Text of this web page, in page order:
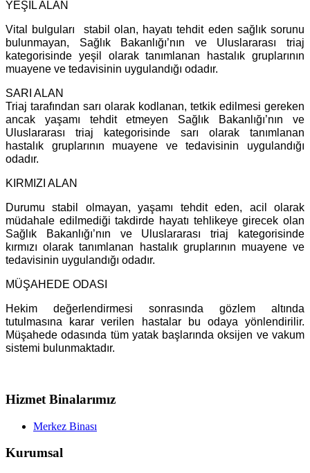
YEŞİL ALAN
Vital bulguları stabil olan, hayatı tehdit eden sağlık sorunu
bulunmayan, Sağlık Bakanlığı’nın ve Uluslararası triaj
kategorisinde yeşil olarak tanımlanan hastalık gruplarının
muayene ve tedavisinin uygulandığı odadır.
SARI ALAN
Triaj tarafından sarı olarak kodlanan, tetkik edilmesi gereken
ancak yaşamı tehdit etmeyen Sağlık Bakanlığı’nın ve
Uluslararası triaj kategorisinde sarı olarak tanımlanan
hastalık gruplarının muayene ve tedavisinin uygulandığı
odadır.
KIRMIZI ALAN
Durumu stabil olmayan, yaşamı tehdit eden, acil olarak
müdahale edilmediği takdirde hayatı tehlikeye girecek olan
Sağlık Bakanlığı’nın ve Uluslararası triaj kategorisinde
kırmızı olarak tanımlanan hastalık gruplarının muayene ve
tedavisinin uygulandığı odadır.
MÜŞAHEDE ODASI
Hekim değerlendirmesi sonrasında gözlem altında
tutulmasına karar verilen hastalar bu odaya yönlendirilir.
Müşahede odasında tüm yatak başlarında oksijen ve vakum
sistemi bulunmaktadır.
Hizmet Binalarımız
Merkez Binası
Kurumsal